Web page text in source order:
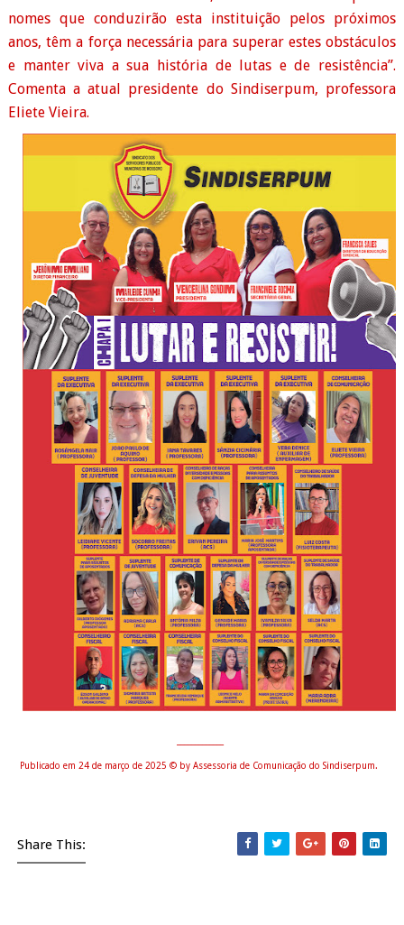
nomes que conduzirão esta instituição pelos próximos
anos, têm a força necessária para superar estes obstáculos
e manter viva a sua história de lutas e de resistência”.
Comenta a atual presidente do Sindiserpum, professora
Eliete Vieira.
Publicado em 24 de março de 2025© by Assessoria de Comunicação do Sindiserpum.
Share This: